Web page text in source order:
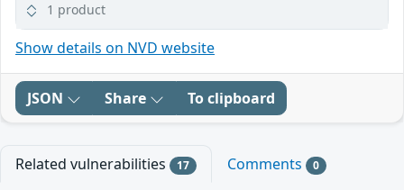
1 product
Show details on NVD website
JSON Share To clipboard
Related vulnerabilities 17 Comments 0